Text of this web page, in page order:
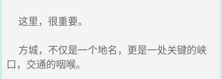
这里，很重要。
方城，不仅是一个地名，更是一处关键的峡
口，交通的咽喉。